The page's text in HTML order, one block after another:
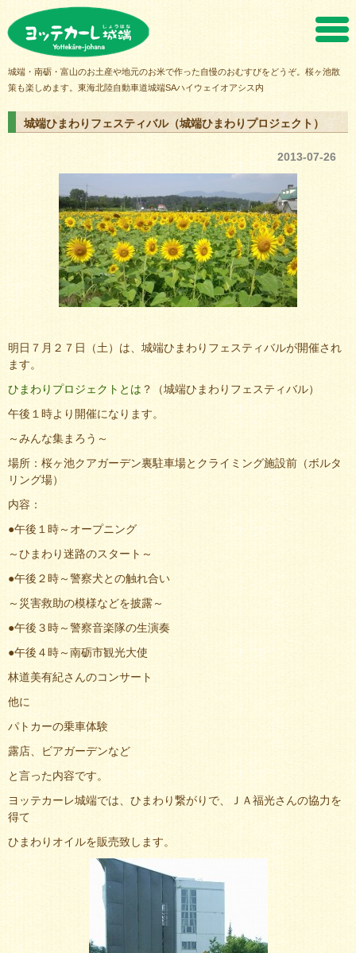
城端・南砺・富山のお土産や地元のお米で作った自慢のおむすびをどうぞ。桜ヶ池散
策も楽しめます。東海北陸自動車道城端SAハイウェイオアシス内
城端ひまわりフェスティバル（城端ひまわりプロジェクト）
2013-07-26
明日７月２７日（土）は、城端ひまわりフェスティバルが開催され
ます。
ひまわりプロジェクトとは ？（城端ひまわりフェスティバル）
午後１時より開催になります。
～みんな集まろう～
場所：桜ヶ池クアガーデン裏駐車場とクライミング施設前（ボルタ
リング場）
内容：
●午後１時～オープニング
～ひまわり迷路のスタート～
●午後２時～警察犬との触れ合い
～災害救助の模様などを披露～
●午後３時～警察音楽隊の生演奏
●午後４時～南砺市観光大使
林道美有紀さんのコンサート
他に
パトカーの乗車体験
露店、ビアガーデンなど
と言った内容です。
ヨッテカーレ城端では、ひまわり繋がりで、ＪＡ福光さんの協力を
得て
ひまわりオイルを販売致します。